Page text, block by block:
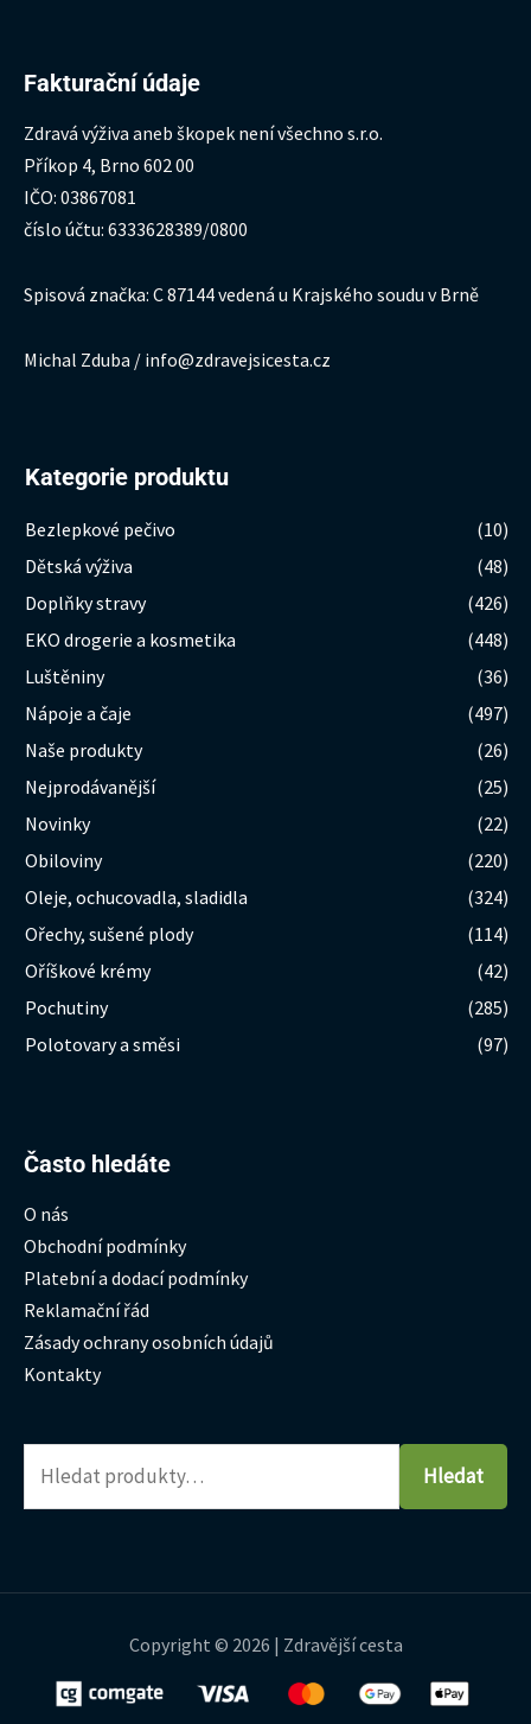
Fakturační údaje
Zdravá výživa aneb škopek není všechno s.r.o.
Příkop 4, Brno 602 00
IČO: 03867081
číslo účtu: 6333628389/0800
Spisová značka: C 87144 vedená u Krajského soudu v Brně
Michal Zduba / info@zdravejsicesta.cz
Kategorie produktu
Bezlepkové pečivo
(10)
Dětská výživa
(48)
Doplňky stravy
(426)
EKO drogerie a kosmetika
(448)
Luštěniny
(36)
Nápoje a čaje
(497)
Naše produkty
(26)
Nejprodávanější
(25)
Novinky
(22)
Obiloviny
(220)
Oleje, ochucovadla, sladidla
(324)
Ořechy, sušené plody
(114)
Oříškové krémy
(42)
Pochutiny
(285)
Polotovary a směsi
(97)
Často hledáte
O nás
Obchodní podmínky
Platební a dodací podmínky
Reklamační řád
Zásady ochrany osobních údajů
Kontakty
Hledat:
Hledat
Copyright © 2026 | Zdravější cesta